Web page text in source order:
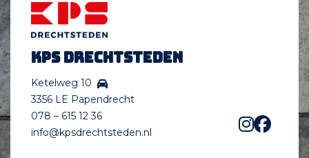
KPS Drechtsteden
Ketelweg 10
3356 LE Papendrecht
078 – 615 12 36
info@kpsdrechtsteden.nl